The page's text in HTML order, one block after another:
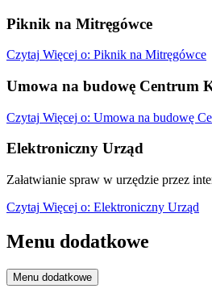
Piknik na Mitręgówce
Czytaj Więcej o: Piknik na Mitręgówce
Umowa na budowę Centrum
Czytaj Więcej o: Umowa na budowę
Elektroniczny Urząd
Załatwianie spraw w urzędzie przez
Czytaj Więcej o: Elektroniczny Urząd
Menu dodatkowe
Menu dodatkowe